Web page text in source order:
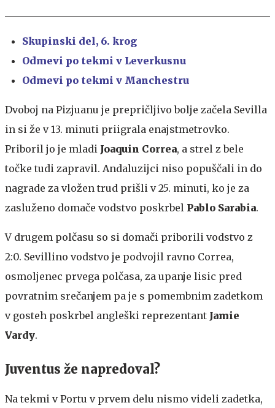
Skupinski del, 6. krog
Odmevi po tekmi v Leverkusnu
Odmevi po tekmi v Manchestru
Dvoboj na Pizjuanu je prepričljivo bolje začela Sevilla
in si že v 13. minuti priigrala enajstmetrovko.
Priboril jo je mladi Joaquin Correa, a strel z bele
točke tudi zapravil. Andaluzijci niso popuščali in do
nagrade za vložen trud prišli v 25. minuti, ko je za
zasluženo domače vodstvo poskrbel Pablo Sarabia.
V drugem polčasu so si domači priborili vodstvo z
2:0. Sevillino vodstvo je podvojil ravno Correa,
osmoljenec prvega polčasa, za upanje lisic pred
povratnim srečanjem pa je s pomembnim zadetkom
v gosteh poskrbel angleški reprezentant Jamie
Vardy.
Juventus že napredoval?
Na tekmi v Portu v prvem delu nismo videli zadetka,